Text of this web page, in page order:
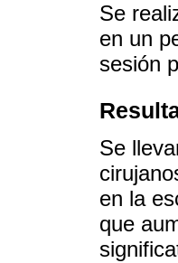
Se
en un
sesión
Se
en la
que